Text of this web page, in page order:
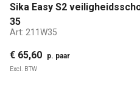
Sika Easy S2
35
Art: 211W35
€ 65,60 p. paar
Excl. BTW